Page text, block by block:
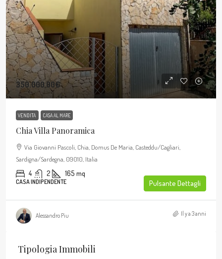
350.000,00€
VENDITA CASA AL MARE
Chia Villa Panoramica
Via Giovanni Pascoli, Chia, Domus De Maria, Casteddu/Cagliari,
Sardigna/Sardegna, 09010, Italia
4 2 165 mq
CASA INDIPENDENTE Pulsante Dettagli
Alessandro Piu Il y a 3 anni
Tipologia Immobili